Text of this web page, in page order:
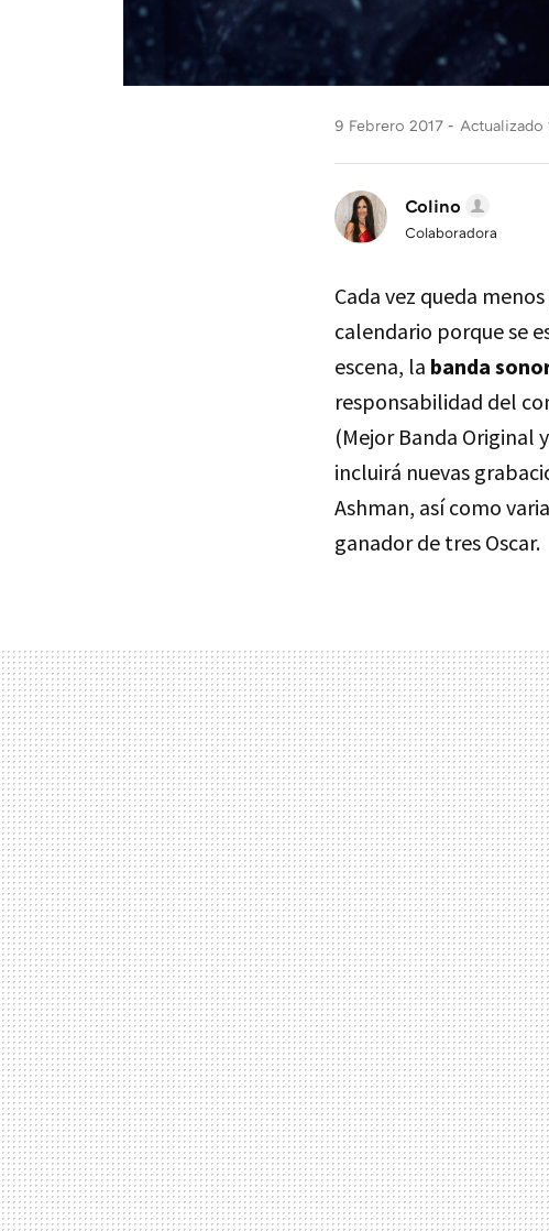
9 Febrero 2017 Actualizado
Colino
Colaboradora
Cada vez queda
calendario porque se
escena, la banda
responsabilidad del
(Mejor Banda Original
incluirá nuevas
Ashman, así como
ganador de tres Oscar.